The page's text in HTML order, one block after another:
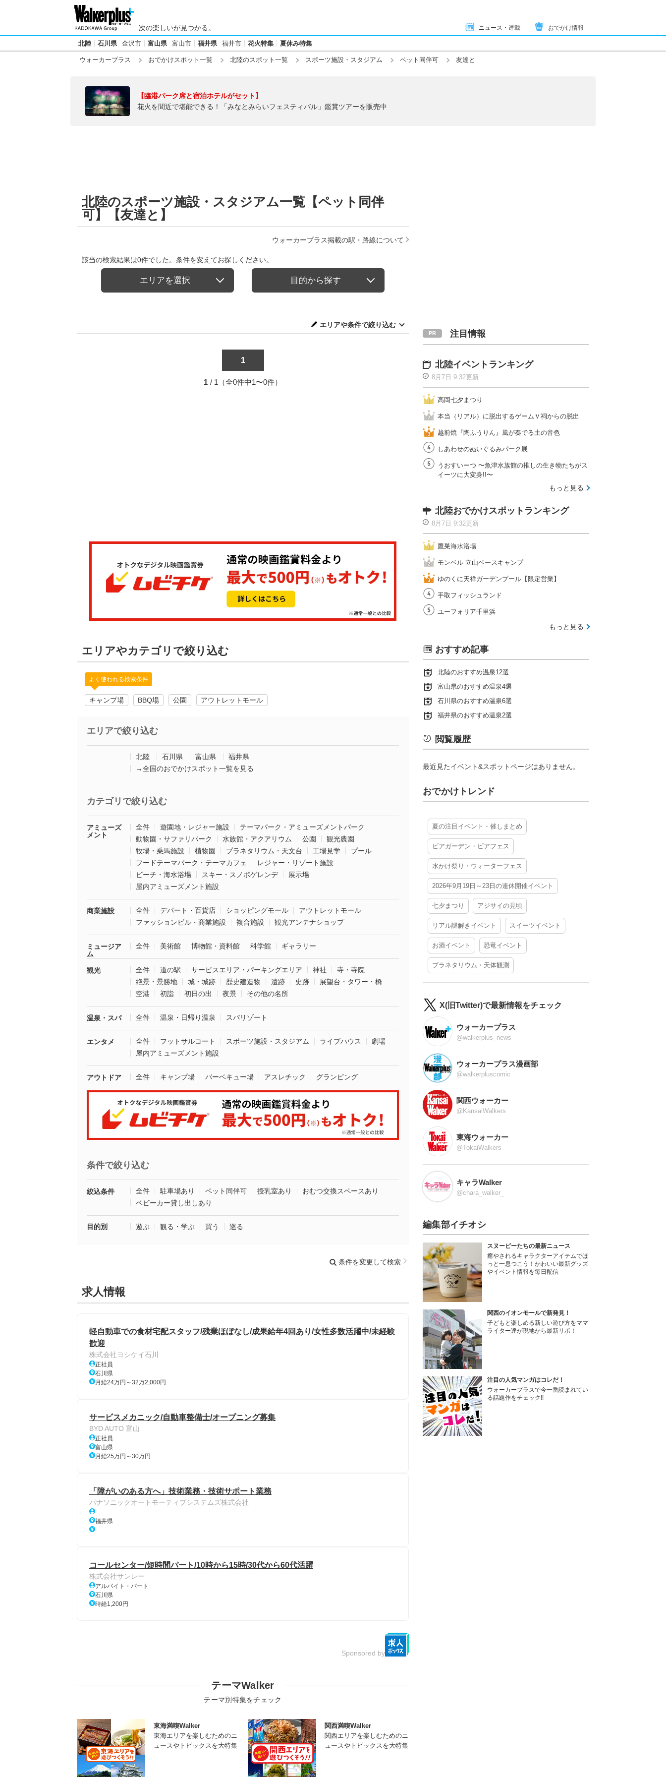
次の楽しいが見つかる。 ニュース・連載 おでかけ情報
北陸 石川県 金沢市 富山県 富山市 福井県 福井市 花火特集 夏休み特集
ウォーカープラス おでかけスポット一覧 北陸のスポット一覧 スポーツ施設・スタジアム ペット同伴可 友達と
【臨港パーク席と宿泊ホテルがセット】
花火を間近で堪能できる！「みなとみらいフェスティバル」鑑賞ツアーを販売中
北陸のスポーツ施設・スタジアム一覧【ペット同伴
可】【友達と】
ウォーカープラス掲載の駅・路線について
該当の検索結果は0件でした。条件を変えてお探しください。
エリアを選択 目的から探す
エリアや条件で絞り込む
1
1 / 1（全0件中1〜0件）
エリアやカテゴリで絞り込む
よく使われる検索条件
キャンプ場 BBQ場 公園 アウトレットモール
エリアで絞り込む
北陸 石川県 富山県
福井県
→全国のおでかけスポット一覧を見る
カテゴリで絞り込む
アミューズ
メント
全件 遊園地・レジャー施設
テーマパーク・アミューズメントパーク
動物園・サファリパーク
水族館・アクアリウム 公園
観光農園
牧場・乗馬施設
植物園 プラネタリウム・天文台 工場見学
プール
フードテーマパーク・テーマカフェ
レジャー・リゾート施設
ビーチ・海水浴場
スキー・スノボゲレンデ
展示場
屋内アミューズメント施設
商業施設 全件 デパート・百貨店 ショッピングモール
アウトレットモール
ファッションビル・商業施設
複合施設 観光アンテナショップ
ミュージア
ム
全件 美術館 博物館・資料館 科学館 ギャラリー
観光 全件 道の駅 サービスエリア・パーキングエリア 神社
寺・寺院
絶景・景勝地
城・城跡 歴史建造物 遺跡 史跡
展望台・タワー・橋
空港
初詣 初日の出 夜景 その他の名所
温泉・スパ 全件 温泉・日帰り温泉 スパリゾート
エンタメ 全件 フットサルコート スポーツ施設・スタジアム ライブハウス
劇場
屋内アミューズメント施設
アウトドア 全件 キャンプ場 バーベキュー場 アスレチック グランピング
条件で絞り込む
絞込条件 全件 駐車場あり ペット同伴可 授乳室あり
おむつ交換スペースあり
ベビーカー貸し出しあり
目的別 遊ぶ 観る・学ぶ 買う 巡る
条件を変更して検索
求人情報
軽自動車での食材宅配スタッフ/残業ほぼなし/成果給年4回あり/女性多数活躍中/未経験
歓迎
株式会社ヨシケイ石川
正社員
石川県
月給24万円～32万2,000円
サービスメカニック/自動車整備士/オープニング募集
BYD AUTO 富山
正社員
富山県
月給25万円～30万円
「障がいのある方へ」技術業務・技術サポート業務
パナソニックオートモーティブシステムズ株式会社
福井県
コールセンター/短時間パート/10時から15時/30代から60代活躍
株式会社サンレー
アルバイト・パート
石川県
時給1,200円
Sponsored by
テーマWalker
テーマ別特集をチェック
東海満喫Walker
東海エリアを楽しむためのニ
ュースやトピックスを大特集
関西満喫Walker
関西エリアを楽しむためのニ
ュースやトピックスを大特集
注目情報
北陸イベントランキング
8月7日 9:32更新
高岡七夕まつり
本当（リアル）に脱出するゲームＶ祠からの脱出
越前焼『陶ふうりん』風が奏でる土の音色
しあわせのぬいぐるみパーク展
うおすいーつ 〜魚津水族館の推しの生き物たちがス
イーツに大変身!!〜
もっと見る
北陸おでかけスポットランキング
8月7日 9:32更新
鷹巣海水浴場
モンベル 立山ベースキャンプ
ゆのくに天祥ガーデンプール【限定営業】
手取フィッシュランド
ユーフォリア千里浜
もっと見る
おすすめ記事
北陸のおすすめ温泉12選
富山県のおすすめ温泉4選
石川県のおすすめ温泉6選
福井県のおすすめ温泉2選
閲覧履歴
最近見たイベント&スポットページはありません。
おでかけトレンド
夏の注目イベント・催しまとめ
ビアガーデン・ビアフェス
水かけ祭り・ウォーターフェス
2026年9月19日～23日の連休開催イベント
七夕まつり アジサイの見頃
リアル謎解きイベント スイーツイベント
お酒イベント 恐竜イベント
プラネタリウム・天体観測
X(旧Twitter)で最新情報をチェック
ウォーカープラス
@walkerplus_news
ウォーカープラス漫画部
@walkerpluscomic
関西ウォーカー
@KansaiWalkers
東海ウォーカー
@TokaiWalkers
キャラWalker
@chara_walker_
編集部イチオシ
スヌーピーたちの最新ニュース
癒やされるキャラクターアイテムでほ
っと一息つこう！かわいい最新グッズ
やイベント情報を毎日配信
関西のイオンモールで新発見！
子どもと楽しめる新しい遊び方をママ
ライター達が現地から最新リポ！
注目の人気マンガはコレだ！
ウォーカープラスで今一番読まれてい
る話題作をチェック!!